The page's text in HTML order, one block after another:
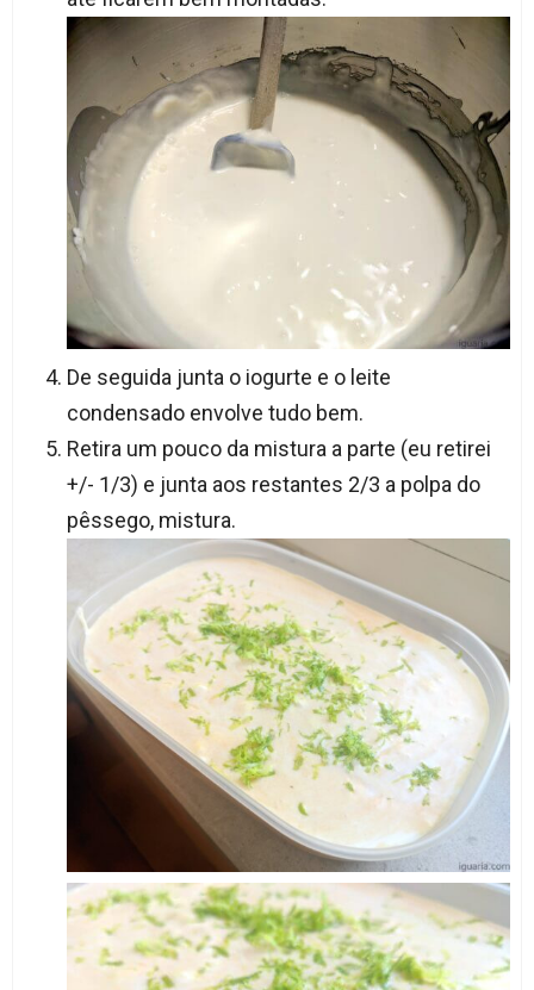
De seguida junta o iogurte e o leite
condensado envolve tudo bem.
Retira um pouco da mistura a parte (eu retirei
+/- 1/3) e junta aos restantes 2/3 a polpa do
pêssego, mistura.